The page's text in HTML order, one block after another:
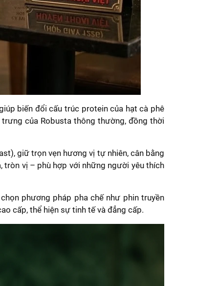
biến đổi cấu trúc protein của hạt cà phê
của Robusta thông thường, đồng thời
giữ trọn vẹn hương vị tự nhiên, cân bằng
tròn vị – phù hợp với những người yêu thích
phương pháp pha chế như phin truyền
cấp, thể hiện sự tinh tế và đẳng cấp.